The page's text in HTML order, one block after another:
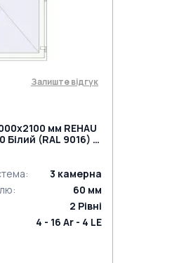
Залиште відгук
мм REHAU
Білий (RAL 9016) з
: 3 камерна
: 60 мм
2 Рівні
4 - 16 Ar - 4 LE